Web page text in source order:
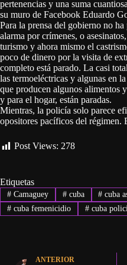
pertenencias y una suma
su muro de Facebook Eduardo
Para la prensa del gobierno no ha
alarma por crímenes, o
turismo y ahora mismo el
poco de dinero por la visita de
completo está parado. La casi
las termoeléctricas y algunas en
que producen algunos alimentos
y para el hogar, están paradas.
Mientras, la policía solo parece
opositores pacíficos del régimen.
Post Views: 278
Etiquetas
#Camaguey #cuba # cuba
#cuba femenicidio #cuba
ANTERIOR